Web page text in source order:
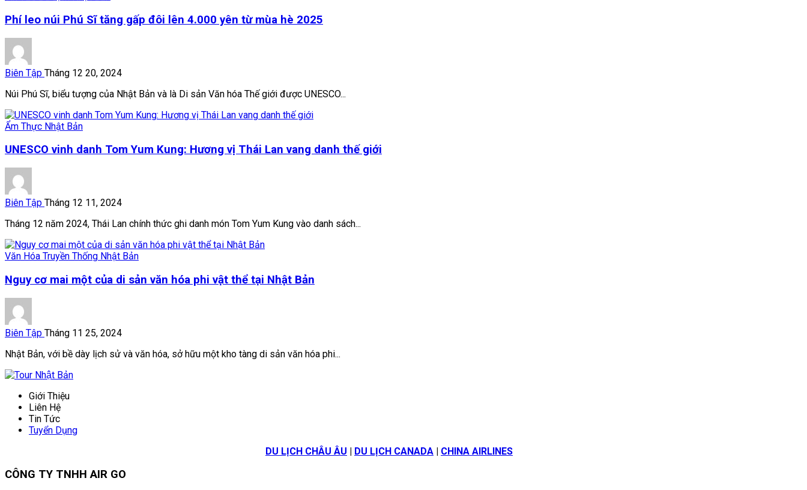
Phí leo núi Phú Sĩ tăng gấp đôi lên 4.000 yên từ mùa hè 2025
Biên Tập Tháng 12 20, 2024
Núi Phú Sĩ, biểu tượng của Nhật Bản và là Di sản Văn hóa Thế giới được UNESCO...
Ẩm Thực Nhật Bản
UNESCO vinh danh Tom Yum Kung: Hương vị Thái Lan vang danh thế giới
Biên Tập Tháng 12 11, 2024
Tháng 12 năm 2024, Thái Lan chính thức ghi danh món Tom Yum Kung vào danh sách...
Văn Hóa Truyền Thống Nhật Bản
Nguy cơ mai một của di sản văn hóa phi vật thể tại Nhật Bản
Biên Tập Tháng 11 25, 2024
Nhật Bản, với bề dày lịch sử và văn hóa, sở hữu một kho tàng di sản văn hóa phi...
Giới Thiệu
Liên Hệ
Tin Tức
Tuyển Dụng
DU LỊCH CHÂU ÂU | DU LỊCH CANADA | CHINA AIRLINES
CÔNG TY TNHH AIR GO